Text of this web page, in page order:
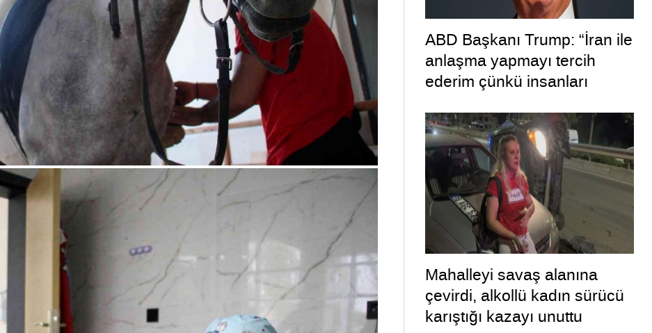
ABD Başkanı Trump: “İran ile
anlaşma yapmayı tercih
ederim çünkü insanları
Mahalleyi savaş alanına
çevirdi, alkollü kadın sürücü
karıştığı kazayı unuttu